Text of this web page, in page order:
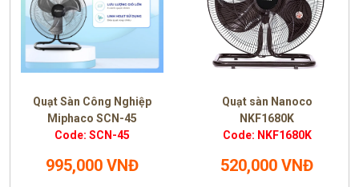
Quạt Sàn Công Nghiệp
Miphaco SCN-45
Code: SCN-45
995,000 VNĐ
Quạt sàn Nanoco
NKF1680K
Code: NKF1680K
520,000 VNĐ